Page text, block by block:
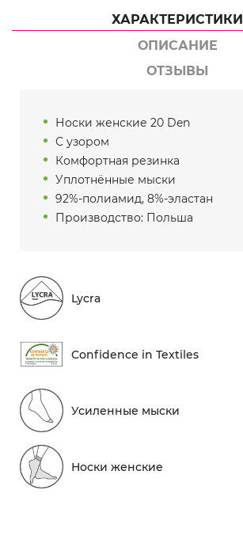
ХАРАКТЕРИСТИКИ
ОПИСАНИЕ
ОТЗЫВЫ
Носки женские 20 Den
С узором
Комфортная резинка
Уплотнённые мыски
92%-полиамид, 8%-эластан
Производство: Польша
Lycra
Conf​idence in Textiles
Усиленные мыски
Носки женские